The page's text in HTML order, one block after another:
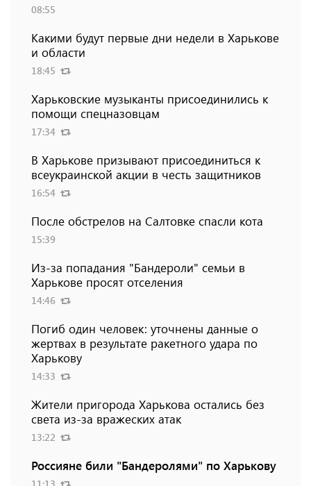
08:55
Какими будут первые дни недели в Харькове
и области
18:45
Харьковские музыканты присоединились к
помощи спецназовцам
17:34
В Харькове призывают присоединиться к
всеукраинской акции в честь защитников
16:54
После обстрелов на Салтовке спасли кота
15:39
Из-за попадания "Бандероли" семьи в
Харькове просят отселения
14:46
Погиб один человек: уточнены данные о
жертвах в результате ракетного удара по
Харькову
14:33
Жители пригорода Харькова остались без
света из-за вражеских атак
13:22
Россияне били "Бандеролями" по Харькову